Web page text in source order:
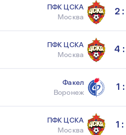
ПФК ЦСКА
Москва
2
ПФК ЦСКА
Москва
4
Факел
Воронеж
1
ПФК ЦСКА
Москва
1